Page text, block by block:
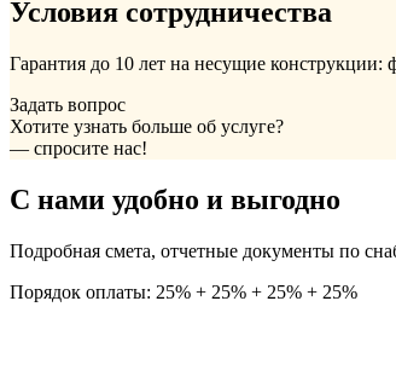
Условия сотрудничества
Гарантия до 10 лет на несущие конструкции:
Задать вопрос
Хотите узнать больше об услуге?
— спросите нас!
С нами удобно и выгодно
Подробная смета, отчетные документы по
Порядок оплаты: 25% + 25% + 25% + 25%